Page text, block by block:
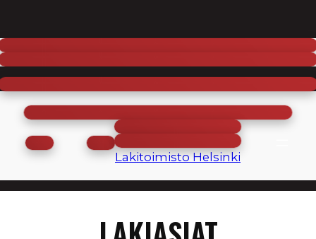
Siirry
sisältöön
Lakitoimisto Helsinki